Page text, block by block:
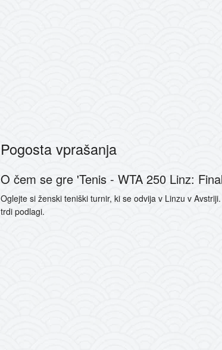
Pogosta vprašanja
O čem se gre 'Tenis - WTA 250 Linz:
Oglejte si ženski teniški turnir, ki se odvija v Linzu v
trdi podlagi.